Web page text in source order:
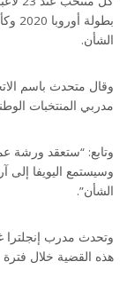
الشأن.
وقال متحدث باسم
مدربي المنتخبات
وتابع: “ستعقد ورشة
وسيستمع اليويفا إلى
الشأن”.
وتحدث مدرب إنجلترا
هذه القضية خلال فترة